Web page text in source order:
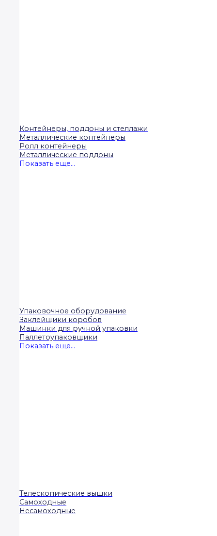
Контейнеры, поддоны и стеллажи
Металлические контейнеры
Ролл контейнеры
Металлические поддоны
Показать еще...
Упаковочное оборудование
Заклейщики коробов
Машинки для ручной упаковки
Паллетоупаковщики
Показать еще...
Телескопические вышки
Самоходные
Несамоходные